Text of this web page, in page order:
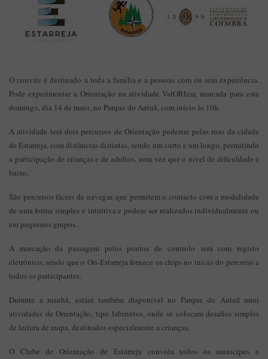
O convite é destinado a toda a família e a pessoas com ou sem experiência.
Pode experimentar a Orientação na atividade ValORIzar, marcada para este
domingo, dia 14 de maio, no Parque do Antuã, com início às 10h.
A atividade terá dois percursos de Orientação pedestre pelas ruas da cidade
de Estarreja, com distâncias distintas, sendo um curto e um longo, permitindo
a participação de crianças e de adultos, uma vez que o nível de dificuldade é
baixo.
São percursos fáceis de navegar, que permitem o contacto com a modalidade
de uma forma simples e intuitiva e podem ser realizados individualmente ou
em pequenos grupos.
A marcação da passagem pelos pontos de controlo será com registo
eletrónico, sendo que o Ori-Estarreja fornece os chips no início do percurso a
todos os participantes.
Durante a manhã, estará também disponível no Parque do Antuã mini
atividades de Orientação, tipo labirintos, onde se colocam desafios simples
de leitura de mapa, destinados especialmente a crianças.
O Clube de Orientação de Estarreja convida todos os munícipes a